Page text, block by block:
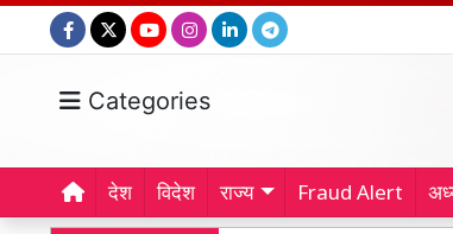
Categories
देश विदेश राज्य Fraud Alert